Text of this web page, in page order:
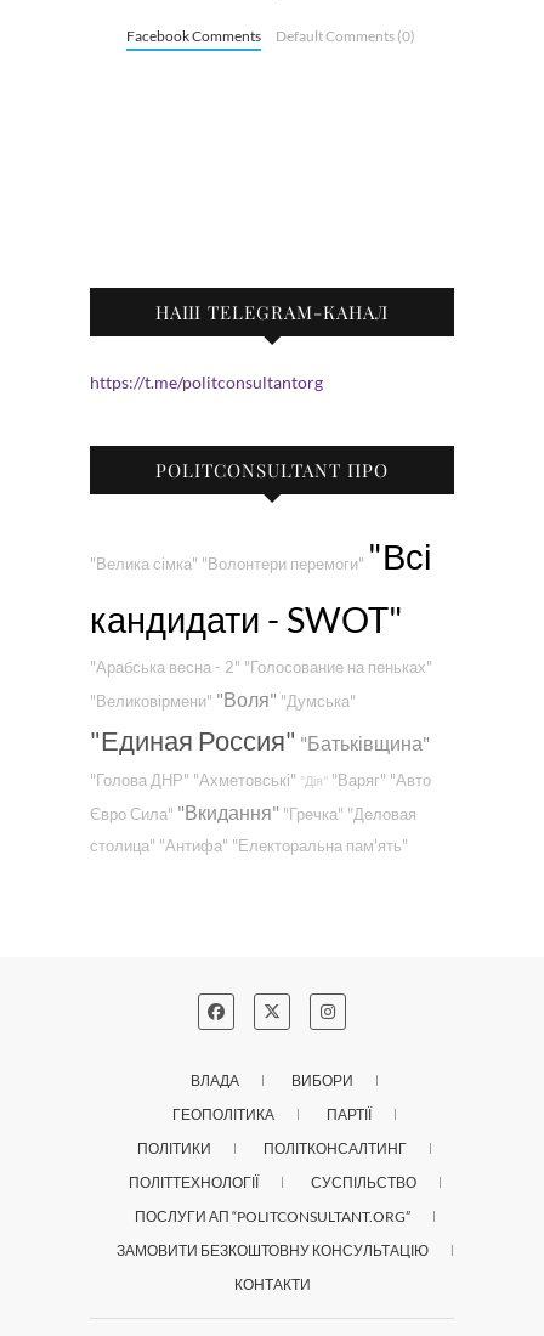
Facebook Comments Default Comments (0)
НАШ TELEGRAM-КАНАЛ
https://t.me/politconsultantorg
POLITCONSULTANT ПРО
"Велика сімка" "Волонтери перемоги" "Всі
кандидати - SWOT"
"Арабська весна - 2" "Голосование на пеньках"
"Великовірмени" "Воля" "Думська"
"Единая Россия" "Батьківщина"
"Голова ДНР" "Ахметовські" "Дія" "Варяг" "Авто
Євро Сила" "Вкидання" "Гречка" "Деловая
столица" "Антифа" "Електоральна пам'ять"
ВЛАДА
ВИБОРИ
ГЕОПОЛІТИКА
ПАРТІЇ
ПОЛІТИКИ
ПОЛІТКОНСАЛТИНГ
ПОЛІТТЕХНОЛОГІЇ
СУСПІЛЬСТВО
ПОСЛУГИ АП “POLITCONSULTANT.ORG”
ЗАМОВИТИ БЕЗКОШТОВНУ КОНСУЛЬТАЦІЮ
КОНТАКТИ